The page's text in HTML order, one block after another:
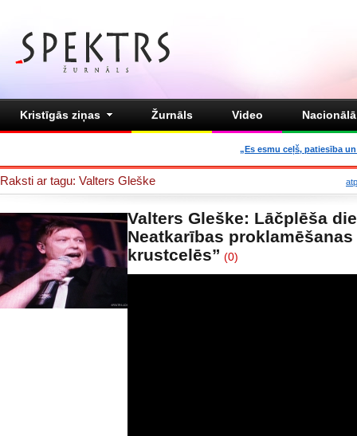
Kristīgās ziņas Žurnāls Video
„Es esmu ceļš, patiesība
Raksti ar tagu: Valters Gleške
Valters Gleške: Lāčplēša
Neatkarības
krustcelēs” (0)